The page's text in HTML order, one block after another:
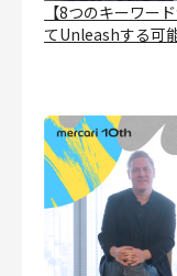
【8つのキーワー
てUnleashする可